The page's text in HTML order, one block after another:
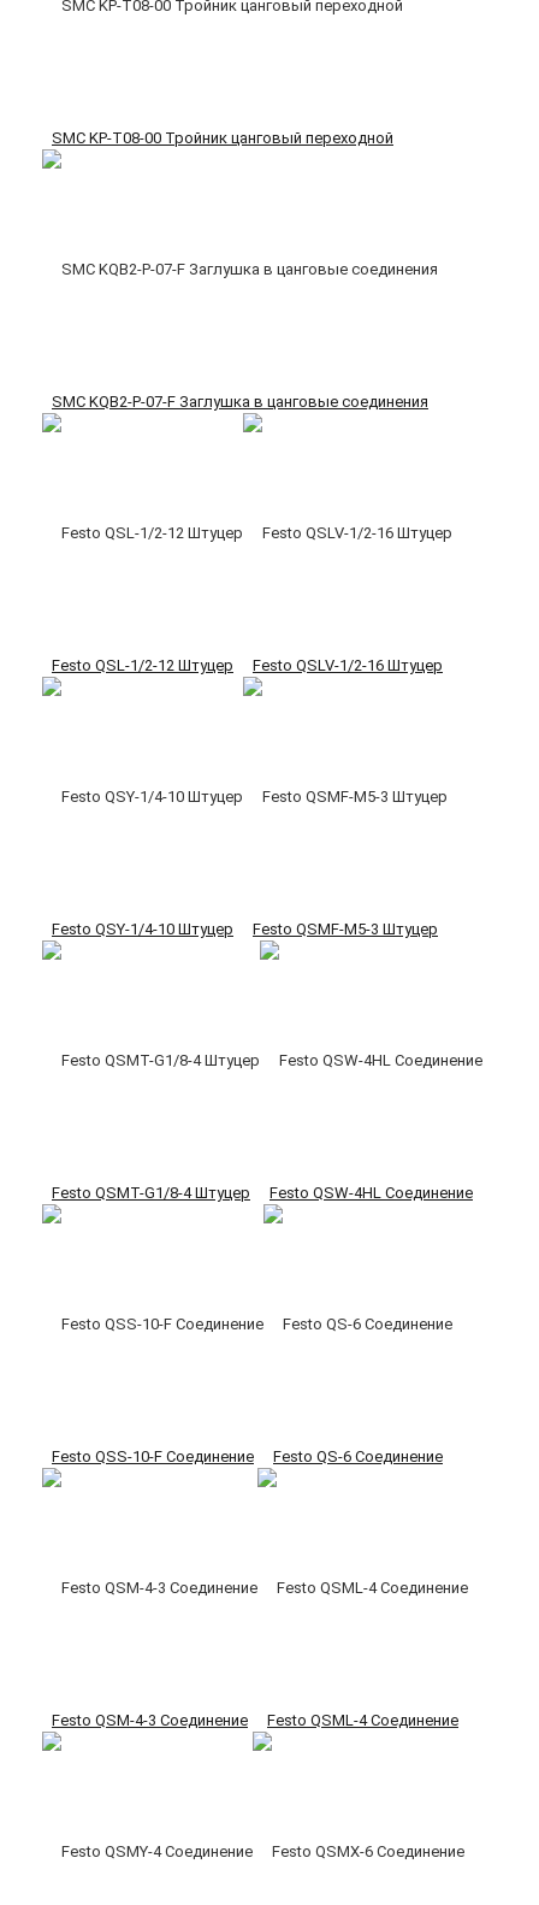
SMC KP-T08-00 Тройник цанговый переходной
SMC KQB2-P-07-F Заглушка в цанговые соединения
Festo QSL-1/2-12 Штуцер Festo QSLV-1/2-16 Штуцер
Festo QSY-1/4-10 Штуцер Festo QSMF-M5-3 Штуцер
Festo QSMT-G1/8-4 Штуцер Festo QSW-4HL Соединение
Festo QSS-10-F Соединение Festo QS-6 Соединение
Festo QSM-4-3 Соединение Festo QSML-4 Соединение